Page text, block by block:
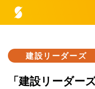
助太刀総研とは
建設リーダーズ
「建設リーダ